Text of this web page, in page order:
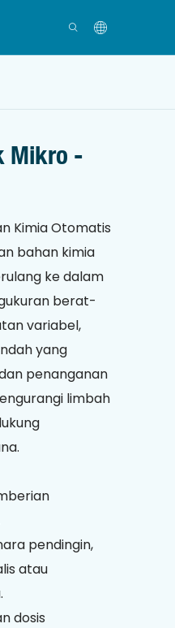
Mikro -
Kimia Otomatis
bahan kimia
ke dalam
berat-
variabel,
yang
penanganan
limbah
pendingin,
atau
dosis